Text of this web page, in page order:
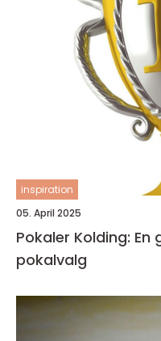
inspiration
05. April 2025
Pokaler Kolding:
pokalvalg